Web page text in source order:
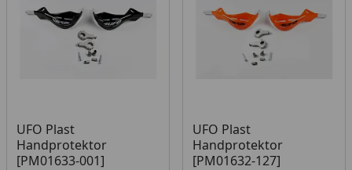
UFO Plast
Handprotektor
[PM01633-001]
Produkt nicht lieferbar
UFO Plast
Handprotektor
[PM01632-127]
Produkt nicht lieferbar